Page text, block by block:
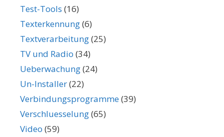
Test-Tools (16)
Texterkennung(6)
Textverarbeitung(25)
TV und Radio (34)
Ueberwachung(24)
Un-Installer(22)
Verbindungsprogramme(39)
Verschluesselung(65)
Video (59)